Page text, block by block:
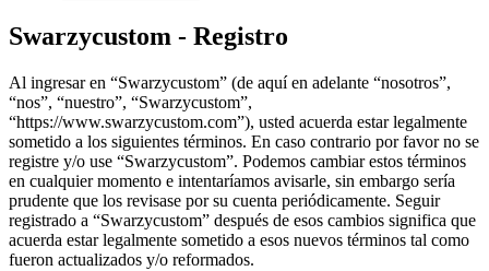
Swarzycustom - Registro
Al ingresar en “Swarzycustom” (de aquí en adelante “nosotros”,
“nos”, “nuestro”, “Swarzycustom”,
“https://www.swarzycustom.com”), usted acuerda estar legalmente
sometido a los siguientes términos. En caso contrario por favor no se
registre y/o use “Swarzycustom”. Podemos cambiar estos términos
en cualquier momento e intentaríamos avisarle, sin embargo sería
prudente que los revisase por su cuenta periódicamente. Seguir
registrado a “Swarzycustom” después de esos cambios significa que
acuerda estar legalmente sometido a esos nuevos términos tal como
fueron actualizados y/o reformados.